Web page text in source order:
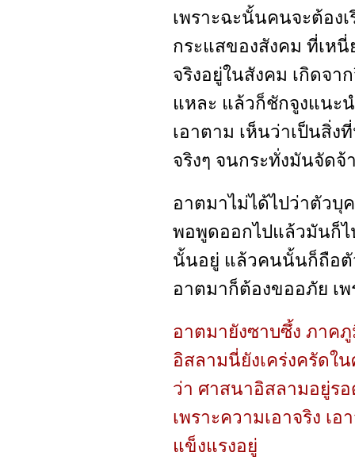
เพราะฉะนั้นคนจะต้อง
กระแสของสังคม ที่เห
จริงอยู่ในสังคม เกิดจ
แหละ แล้วก็ชักจูงแนะ
เอาตาม เห็นว่าเป็นสิ่ง
จริงๆ จนกระทั่งมันจัดจ้
อาตมาไม่ได้ไปว่าตัวบุ
พอพูดออกไปแล้วมันก็
นั้นอยู่ แล้วคนนั้นก็ถือตั
อาตมาก็ต้องขออภัย เพ
อาตมายังซาบซึ้ง ภาค
อิสลามนี่ยังเคร่งครัดใ
ว่า ศาสนาอิสลามอยู่ร
เพราะความเอาจริง เ
แข็งแรงอยู่